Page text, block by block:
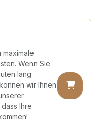
Wenn Sie
lang
wir Ihnen
Ihre